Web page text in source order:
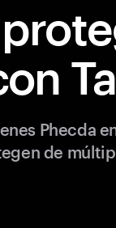
Phecda
de